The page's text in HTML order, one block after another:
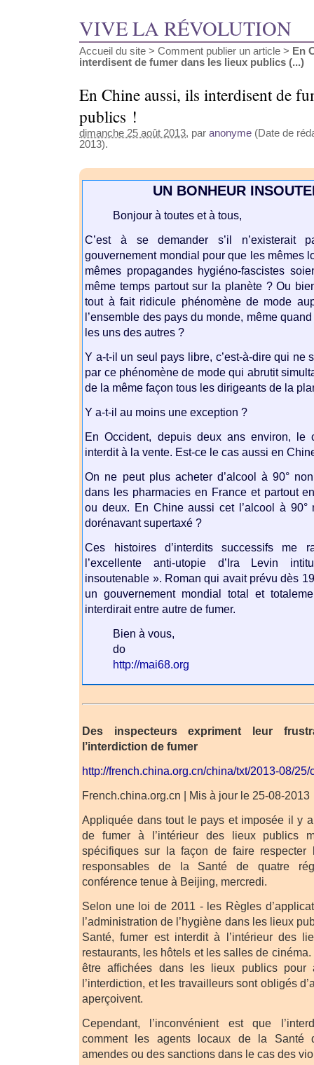
VIVE LA RÉVOLUTION
Accueil du site > Comment publier un article > En
interdisent de fumer dans les lieux publics (...)
En Chine aussi, ils interdisent de
publics !
dimanche 25 août 2013, par anonyme (Date de
2013).
UN BONHEUR
Bonjour à toutes et à tous,
C’est à se demander s’il n’existerait
gouvernement mondial pour que les mêmes
mêmes propagandes hygiéno-fascistes
même temps partout sur la planète ? Ou
tout à fait ridicule phénomène de mode
l’ensemble des pays du monde, même
les uns des autres ?
Y a-t-il un seul pays libre, c’est-à-dire qui ne
par ce phénomène de mode qui abrutit
de la même façon tous les dirigeants de la
Y a-t-il au moins une exception ?
En Occident, depuis deux ans environ, le
interdit à la vente. Est-ce le cas aussi en
On ne peut plus acheter d’alcool à 90°
dans les pharmacies en France et partout
ou deux. En Chine aussi cet l’alcool à 90°
dorénavant supertaxé ?
Ces histoires d’interdits successifs me
l’excellente anti-utopie d’Ira Levin
insoutenable ». Roman qui avait prévu dès
un gouvernement mondial total et
interdirait entre autre de fumer.
Bien à vous,
do
http://mai68.org
Des inspecteurs expriment leur
l’interdiction de fumer
http://french.china.org.cn/china/txt/2013-08/
French.china.org.cn | Mis à jour le 25-08-2013
Appliquée dans tout le pays et imposée il y
de fumer à l’intérieur des lieux publics
spécifiques sur la façon de faire
responsables de la Santé de quatre
conférence tenue à Beijing, mercredi.
Selon une loi de 2011 - les Règles
l’administration de l’hygiène dans les lieux
Santé, fumer est interdit à l’intérieur des
restaurants, les hôtels et les salles de
être affichées dans les lieux publics pour
l’interdiction, et les travailleurs sont obligés
aperçoivent.
Cependant, l’inconvénient est que
comment les agents locaux de la Santé
amendes ou des sanctions dans le cas des